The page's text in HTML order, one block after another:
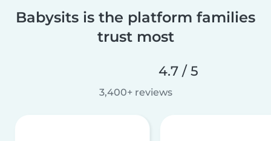
Babysits is the platform families
trust most
4.7 / 5
3,400+ reviews